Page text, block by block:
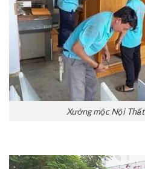
Xưởng mộc Nội